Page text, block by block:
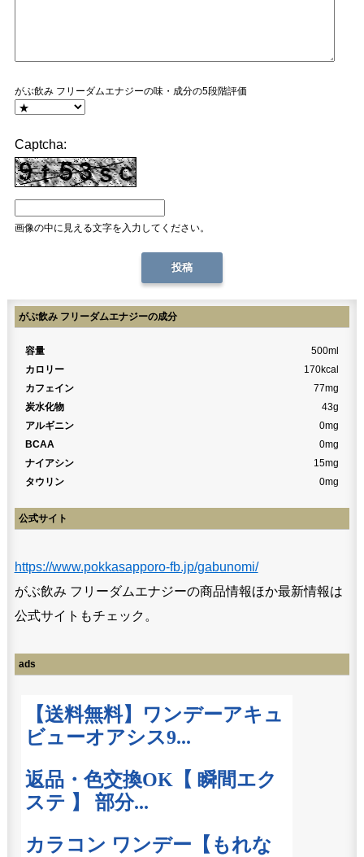
がぶ飲み フリーダムエナジーの味・成分の5段階評価
Captcha:
画像の中に見える文字を入力してください。
がぶ飲み フリーダムエナジーの成分
容量
500ml
カロリー
170kcal
カフェイン
77mg
炭水化物
43g
アルギニン
0mg
BCAA
0mg
ナイアシン
15mg
タウリン
0mg
公式サイト
https://www.pokkasapporo-fb.jp/gabunomi/
がぶ飲み フリーダムエナジーの商品情報ほか最新情報は
公式サイトもチェック。
ads